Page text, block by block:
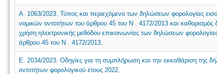
Α. 1063/2023. Τύπος και περιεχόμενο των δηλώσεων φορολογίας
νομικών οντοτήτων του άρθρου 45 του N . 4172/2013 και
χρήση ηλεκτρονικής μεθόδου επικοινωνίας των δηλώσεων
άρθρου 45 του N . 4172/2013.
Ε. 2034/2023. Οδηγίες για τη συμπλήρωση και την εκκαθάριση της
οντοτήτων φορολογικού έτους 2022.